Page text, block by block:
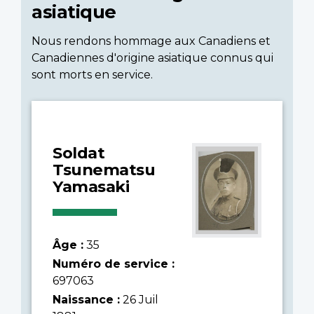
asiatique
Nous rendons hommage aux Canadiens et
Canadiennes d'origine asiatique connus qui
sont morts en service.
Soldat
Tsunematsu
Yamasaki
Âge : 35
Numéro de service :
697063
Naissance : 26 Juil